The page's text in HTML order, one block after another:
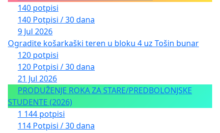
140 potpisi
140 Potpisi / 30 dana
9 Jul 2026
Ogradite košarkaški teren u bloku 4 uz Tošin bunar
120 potpisi
120 Potpisi / 30 dana
21 Jul 2026
PRODUŽENJE ROKA ZA STARE/PREDBOLONJSKE
STUDENTE (2026)
1 144 potpisi
114 Potpisi / 30 dana